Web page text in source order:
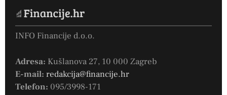
INFO Financije d.o.o.
Adresa: Kušlanova 27, 10 000 Zagreb
E-mail: redakcija@financije.hr
Telefon: 095/3998-171